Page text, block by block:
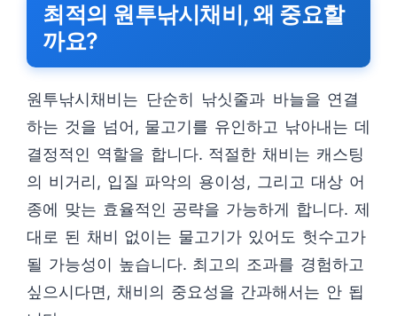
최적의 원투낚시채비, 왜 중요할
까요?
원투낚시채비는 단순히 낚싯줄과 바늘을 연결
하는 것을 넘어, 물고기를 유인하고 낚아내는 데
결정적인 역할을 합니다. 적절한 채비는 캐스팅
의 비거리, 입질 파악의 용이성, 그리고 대상 어
종에 맞는 효율적인 공략을 가능하게 합니다. 제
대로 된 채비 없이는 물고기가 있어도 헛수고가
될 가능성이 높습니다. 최고의 조과를 경험하고
싶으시다면, 채비의 중요성을 간과해서는 안 됩